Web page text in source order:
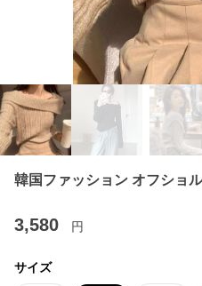
韓国ファッション オフショ
3,580 円
サイズ